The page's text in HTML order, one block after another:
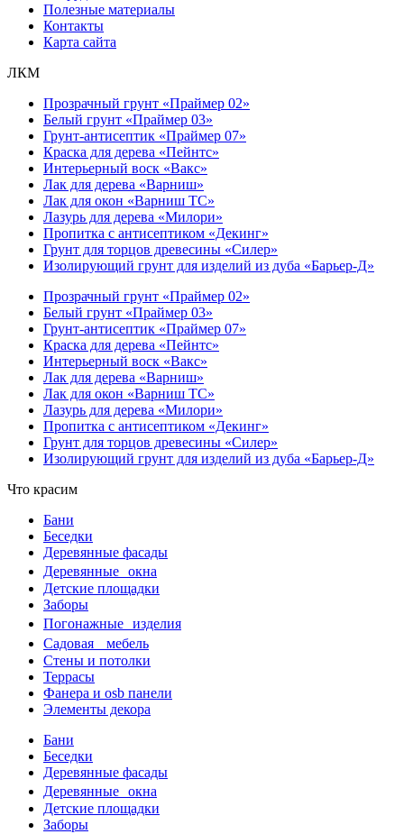
Полезные материалы
Контакты
Карта сайта
ЛКМ
Прозрачный грунт «Праймер 02»
Белый грунт «Праймер 03»
Грунт-антисептик «Праймер 07»
Краска для дерева «Пейнтс»
Интерьерный воск «Вакс»
Лак для дерева «Варниш»
Лак для окон «Варниш ТС»
Лазурь для дерева «Милори»
Пропитка с антисептиком «Декинг»
Грунт для торцов древесины «Силер»
Изолирующий грунт для изделий из дуба «Барьер-Д»
Прозрачный грунт «Праймер 02»
Белый грунт «Праймер 03»
Грунт-антисептик «Праймер 07»
Краска для дерева «Пейнтс»
Интерьерный воск «Вакс»
Лак для дерева «Варниш»
Лак для окон «Варниш ТС»
Лазурь для дерева «Милори»
Пропитка с антисептиком «Декинг»
Грунт для торцов древесины «Силер»
Изолирующий грунт для изделий из дуба «Барьер-Д»
Что красим
Бани
Беседки
Деревянные фасады
Деревянные окна
Детские площадки
Заборы
Погонажные изделия
Садовая мебель
Стены и потолки
Террасы
Фанера и osb панели
Элементы декора
Бани
Беседки
Деревянные фасады
Деревянные окна
Детские площадки
Заборы